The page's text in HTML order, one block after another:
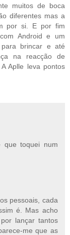
muitos de boca
diferentes mas a
por si. E por fim
Android e um
brincar e até
na reacção de
Aplle leva pontos
que toquei num
pessoais, cada
é. Mas acho
lançar tantos
me que as